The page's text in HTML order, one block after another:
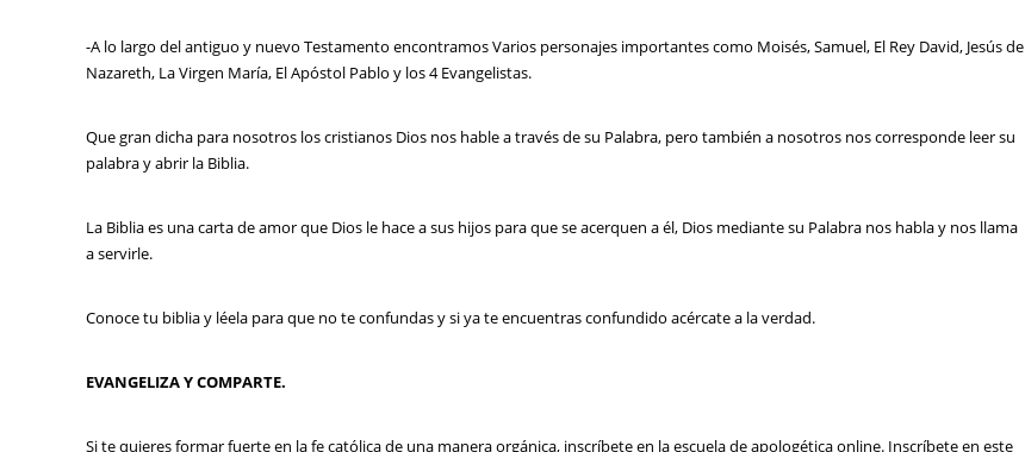
-A lo largo del antiguo y nuevo Testamento encontramos Varios personajes importantes como Moisés, Samuel, El Rey David, Jesús de
Nazareth, La Virgen María, El Apóstol Pablo y los 4 Evangelistas.
Que gran dicha para nosotros los cristianos Dios nos hable a través de su Palabra, pero también a nosotros nos corresponde leer su
palabra y abrir la Biblia.
La Biblia es una carta de amor que Dios le hace a sus hijos para que se acerquen a él, Dios mediante su Palabra nos habla y nos llama
a servirle.
Conoce tu biblia y léela para que no te confundas y si ya te encuentras confundido acércate a la verdad.
EVANGELIZA Y COMPARTE.
Si te quieres formar fuerte en la fe católica de una manera orgánica, inscríbete en la escuela de apologética online. Inscríbete en este